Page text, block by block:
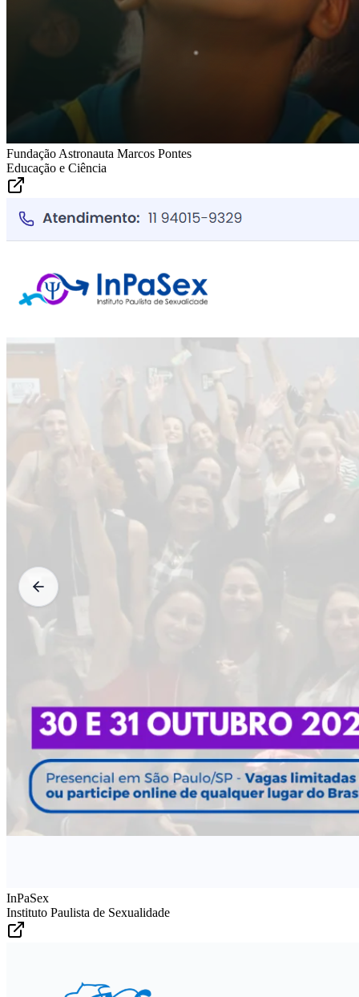
Fundação Astronauta Marcos Pontes
Educação e Ciência
InPaSex
Instituto Paulista de Sexualidade